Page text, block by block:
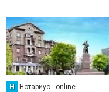
Н Нотариус - online